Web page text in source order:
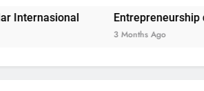
Entrepreneurship di